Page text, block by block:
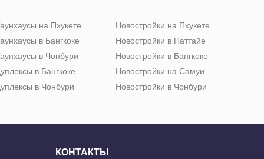
на Пхукете
в Бангкоке
в Чонбури
в Бангкоке
в Чонбури
Новостройки на Пхукете
Новостройки в Паттайе
Новостройки в Бангкоке
Новостройки на Самуи
Новостройки в Чонбури
КОНТАКТЫ